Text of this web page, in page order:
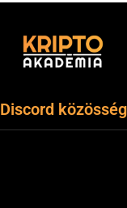
Discord közösség